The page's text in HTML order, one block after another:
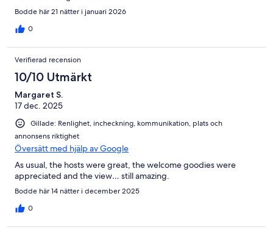
Bodde här 21 nätter i januari 2026
0
Verifierad recension
10/10 Utmärkt
Margaret S.
17 dec. 2025
Gillade: Renlighet, incheckning, kommunikation, plats och
annonsens riktighet
Översätt med hjälp av Google
As usual, the hosts were great, the welcome goodies were
appreciated and the view… still amazing.
Bodde här 14 nätter i december 2025
0